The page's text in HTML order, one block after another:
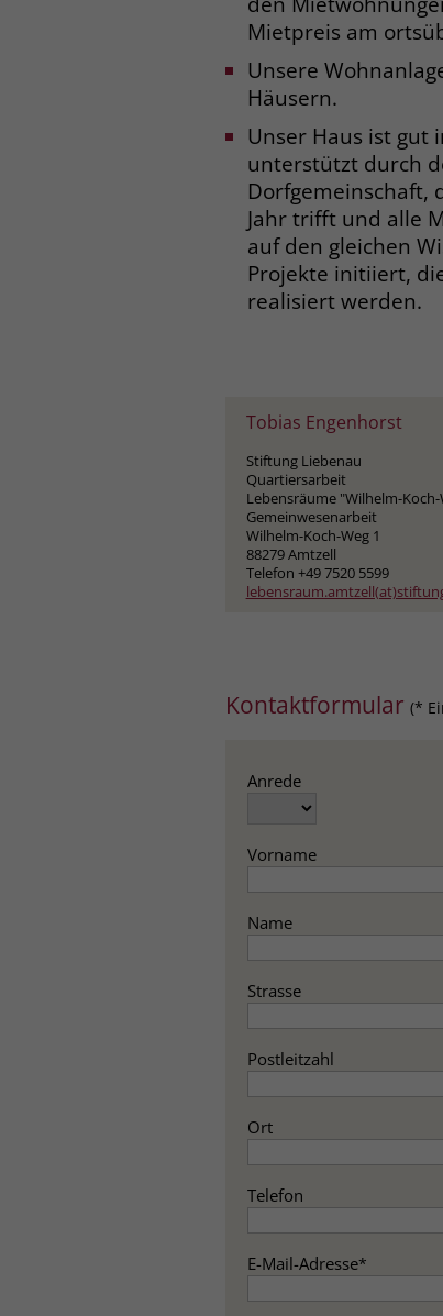
Mietpreis am
Unsere
Häusern.
Unser Haus ist gut
unterstützt durch
Dorfgemeinschaft,
Jahr trifft und alle
auf den gleichen
Projekte initiiert,
realisiert werden.
Tobias Engenhorst
Stiftung Liebenau
Quartiersarbeit
Lebensräume "Wilhelm-Koch-
Gemeinwesenarbeit
Wilhelm-Koch-Weg 1
88279 Amtzell
Telefon +49 7520 5599
Kontaktformular (*
Anrede
Vorname
Name
Strasse
Postleitzahl
Ort
Telefon
E-Mail-Adresse*